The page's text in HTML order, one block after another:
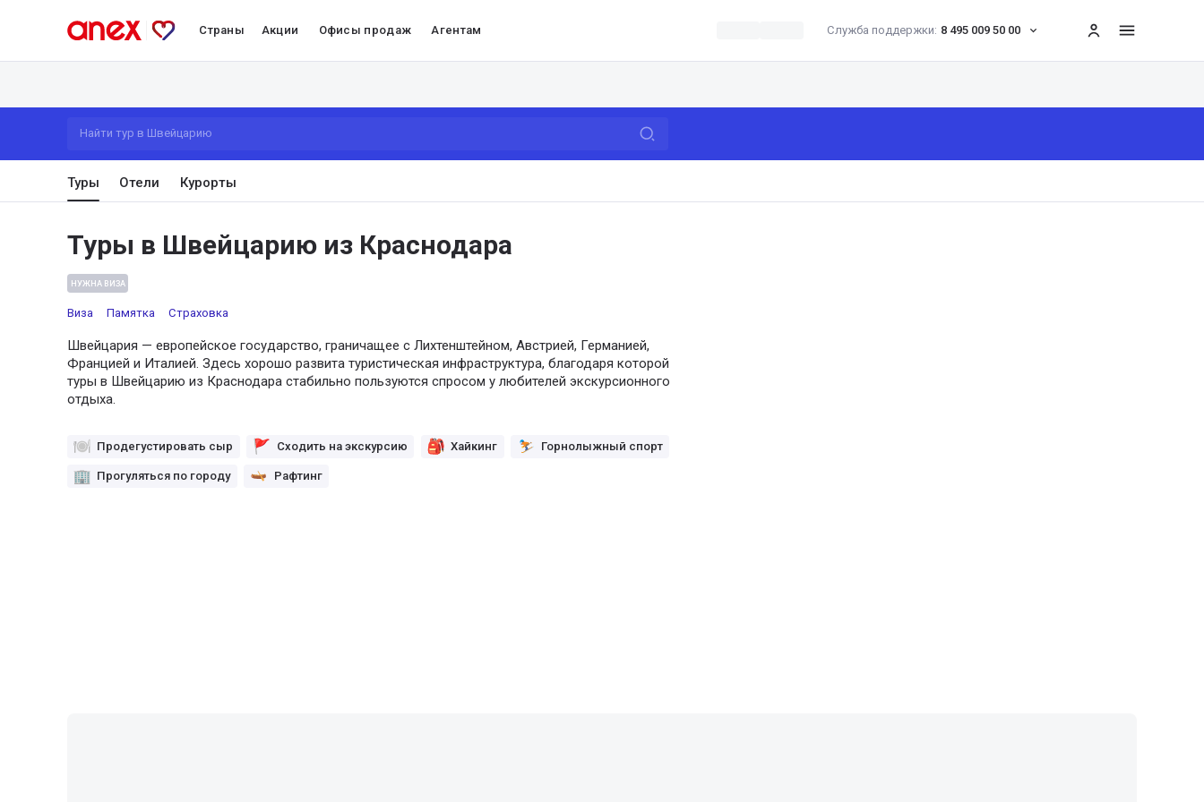
Страны Акции Офисы продаж Агентам Служба поддержки: 8 495 009 50 00 меню
Найти тур в Швейцарию
Туры Отели Курорты
Туры в Швейцарию из Краснодара
НУЖНА ВИЗА
Виза Памятка Страховка
Швейцария — европейское государство, граничащее с Лихтенштейном, Австрией, Германией,
Францией и Италией. Здесь хорошо развита туристическая инфраструктура, благодаря которой
туры в Швейцарию из Краснодара стабильно пользуются спросом у любителей экскурсионного
отдыха.
Продегустировать сыр Сходить на экскурсию Хайкинг Горнолыжный спорт
Прогуляться по городу Рафтинг